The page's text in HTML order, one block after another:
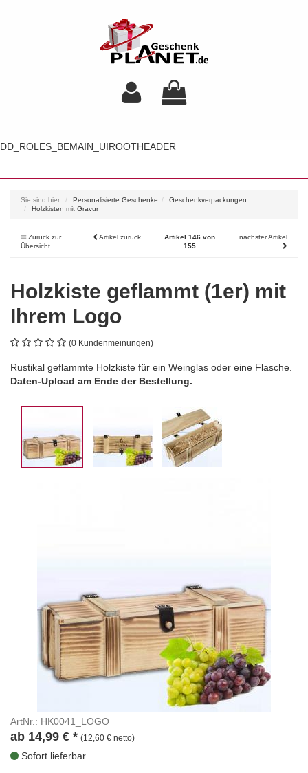
DD_ROLES_BEMAIN_UIROOTHEADER
Sie sind hier: Personalisierte Geschenke
Geschenkverpackungen
Holzkisten mit Gravur
Zurück zur
Übersicht
Artikel zurück
Artikel 146 von
155
nächster Artikel
Holzkiste geflammt (1er) mit
Ihrem Logo
(0 Kundenmeinungen)
Rustikal geflammte Holzkiste für ein Weinglas oder eine Flasche.
Daten-Upload am Ende der Bestellung.
ArtNr.: HK0041_LOGO
ab 14,99 € * (12,60 € netto)
Sofort lieferbar